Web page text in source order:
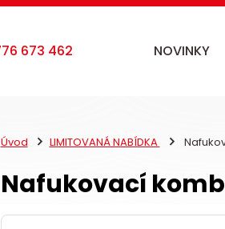
NOVINKY
Úvod LIMITOVANÁ NABÍDKA
Nafukovací